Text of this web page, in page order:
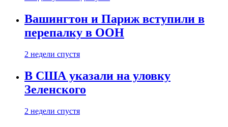
Вашингтон и Париж вступили в
перепалку в ООН
2 недели спустя
В США указали на уловку
Зеленского
2 недели спустя